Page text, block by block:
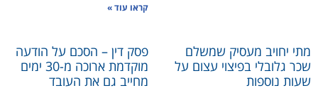
קראו עוד »
יחויב מעסיק שמשלם
גלובלי בפיצוי עצום על
נוספות
פסק דין – הסכם על הודעה
מוקדמת ארוכה מ-30 ימים
מחייב גם את העובד